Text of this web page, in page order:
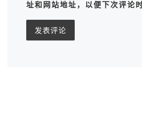
址和网站地址，以便下次评论